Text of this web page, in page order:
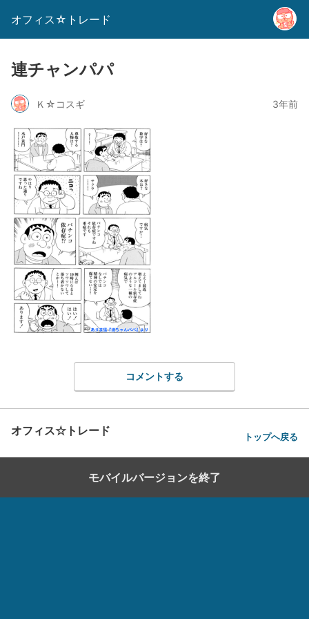
オフィス☆トレード
連チャンパパ
Ｋ☆コスギ 3年前
コメントする
オフィス☆トレード トップへ戻る
モバイルバージョンを終了